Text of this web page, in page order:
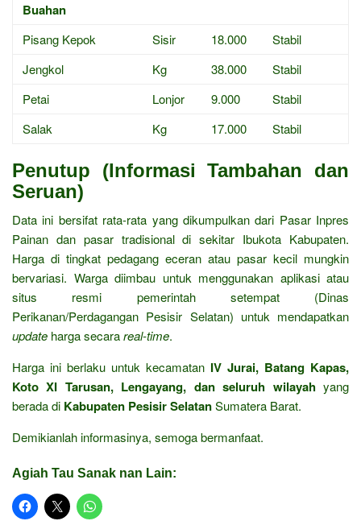
Buahan
Pisang Kepok Sisir 18.000
Stabil
Jengkol
Kg 38.000
Stabil
Petai
Lonjor 9.000
Stabil
Salak
Kg 17.000 Stabil
Penutup (Informasi Tambahan dan
Seruan)
Data ini bersifat rata-rata yang dikumpulkan dari Pasar Inpres
Painan dan pasar tradisional di sekitar Ibukota Kabupaten.
Harga di tingkat pedagang eceran atau pasar kecil mungkin
bervariasi. Warga diimbau untuk menggunakan aplikasi atau
situs resmi pemerintah setempat (Dinas
Perikanan/Perdagangan Pesisir Selatan) untuk mendapatkan
update harga secarareal-time.
Harga ini berlaku untuk kecamatan IV Jurai, Batang Kapas,
Koto XI Tarusan, Lengayang, dan seluruh wilayahyang
berada di Kabupaten Pesisir SelatanSumatera Barat.
Demikianlah informasinya, semoga bermanfaat.
Agiah Tau Sanak nan Lain: